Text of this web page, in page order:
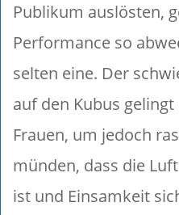
Publikum auslösten,
Performance so
selten eine. Der
auf den Kubus
Frauen, um jedoch
münden, dass die
ist und Einsamkeit